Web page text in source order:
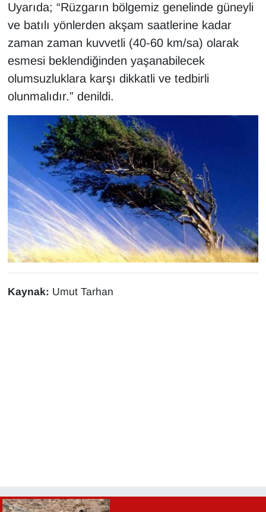
Uyarıda; “Rüzgarın bölgemiz genelinde güneyli
ve batılı yönlerden akşam saatlerine kadar
zaman zaman kuvvetli (40-60 km/sa) olarak
esmesi beklendiğinden yaşanabilecek
olumsuzluklara karşı dikkatli ve tedbirli
olunmalıdır.” denildi.
Kaynak: Umut Tarhan
MAGAZİN
MEDYA
ONE EKONOMİ
Resmi İlanlar
RÖPORTAJ
SAĞLIK
Seri İlan
Sinema - TV
SİYASET
YAŞAM